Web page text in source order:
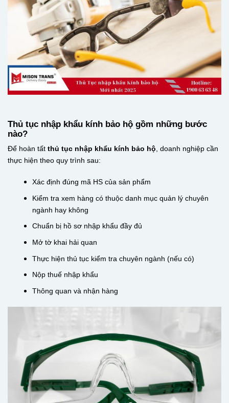
Thủ tục nhập khẩu kính bảo hộ gồm những bước
nào?
Để hoàn tất thủ tục nhập khẩu kính bảo hộ, doanh nghiệp cần
thực hiện theo quy trình sau:
Xác định đúng mã HS của sản phẩm
Kiểm tra xem hàng có thuộc danh mục quản lý chuyên
ngành hay không
Chuẩn bị hồ sơ nhập khẩu đầy đủ
Mở tờ khai hải quan
Thực hiện thủ tục kiểm tra chuyên ngành (nếu có)
Nộp thuế nhập khẩu
Thông quan và nhận hàng